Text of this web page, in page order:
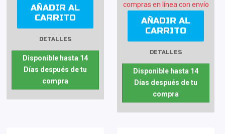
AÑADIR AL
CARRITO
DETALLES
Disponible hasta 14
Días después de tu
compra
compras en línea con envío
AÑADIR AL
CARRITO
DETALLES
Disponible hasta 14
Días después de tu
compra